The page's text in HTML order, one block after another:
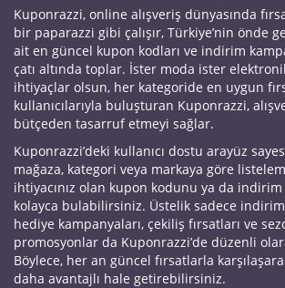
Kuponrazzi, online alışveriş dünyasında
bir paparazzi gibi çalışır, Türkiye’nin önde
ait en güncel kupon kodları ve indirim
çatı altında toplar. İster moda ister
ihtiyaçlar olsun, her kategoride en uygun
kullanıcılarıyla buluşturan Kuponrazzi,
bütçeden tasarruf etmeyi sağlar.
Kuponrazzi’deki kullanıcı dostu arayüz
mağaza, kategori veya markaya göre
ihtiyacınız olan kupon kodunu ya da indirim
kolayca bulabilirsiniz. Üstelik sadece
hediye kampanyaları, çekiliş fırsatları ve
promosyonlar da Kuponrazzi’de düzenli
Böylece, her an güncel fırsatlarla
daha avantajlı hale getirebilirsiniz.